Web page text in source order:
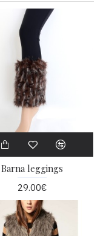
Barna leggings
29.00€